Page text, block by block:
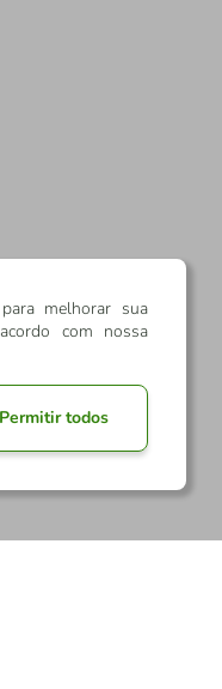
melhorar sua
com nossa
Permitir todos